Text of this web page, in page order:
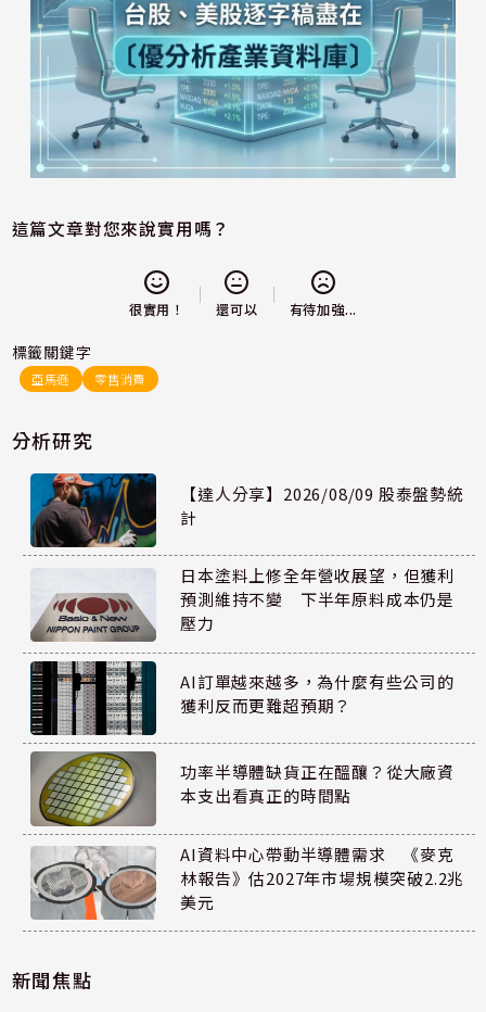
這篇文章對您來說實用嗎？
很實用！ 還可以 有待加強...
標籤關鍵字
亞馬遜 零售消費
分析研究
【達人分享】2026/08/09 股泰盤勢統
計
日本塗料上修全年營收展望，但獲利
預測維持不變 下半年原料成本仍是
壓力
AI訂單越來越多，為什麼有些公司的
獲利反而更難超預期？
功率半導體缺貨正在醞釀？從大廠資
本支出看真正的時間點
AI資料中心帶動半導體需求 《麥克
林報告》估2027年市場規模突破2.2兆
美元
新聞焦點